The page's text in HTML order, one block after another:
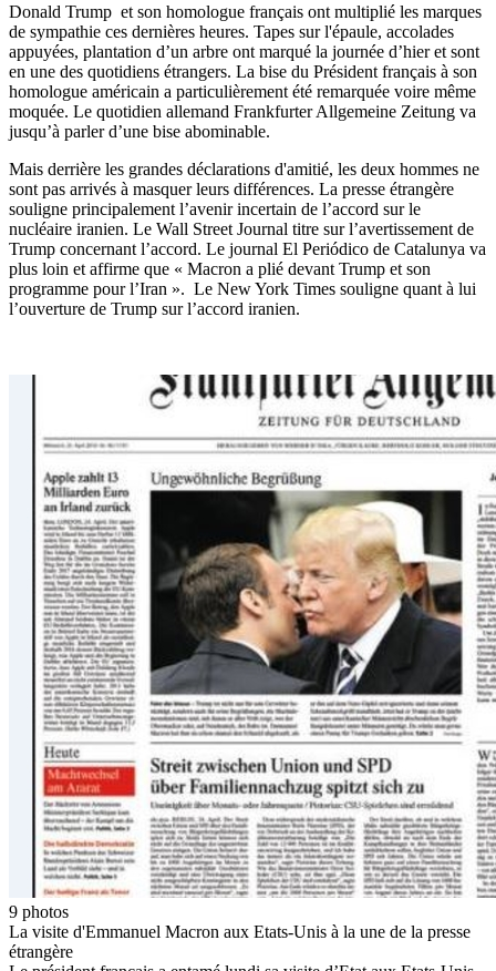
Donald Trump et son homologue français ont multiplié les marques
de sympathie ces dernières heures. Tapes sur l'épaule, accolades
appuyées, plantation d’un arbre ont marqué la journée d’hier et sont
en une des quotidiens étrangers. La bise du Président français à son
homologue américain a particulièrement été remarquée voire même
moquée. Le quotidien allemand Frankfurter Allgemeine Zeitung va
jusqu’à parler d’une bise abominable.
Mais derrière les grandes déclarations d'amitié, les deux hommes ne
sont pas arrivés à masquer leurs différences. La presse étrangère
souligne principalement l’avenir incertain de l’accord sur le
nucléaire iranien. Le Wall Street Journal titre sur l’avertissement de
Trump concernant l’accord. Le journal El Periódico de Catalunya va
plus loin et affirme que « Macron a plié devant Trump et son
programme pour l’Iran ». Le New York Times souligne quant à lui
l’ouverture de Trump sur l’accord iranien.
9 photos
La visite d'Emmanuel Macron aux Etats-Unis à la une de la presse
étrangère